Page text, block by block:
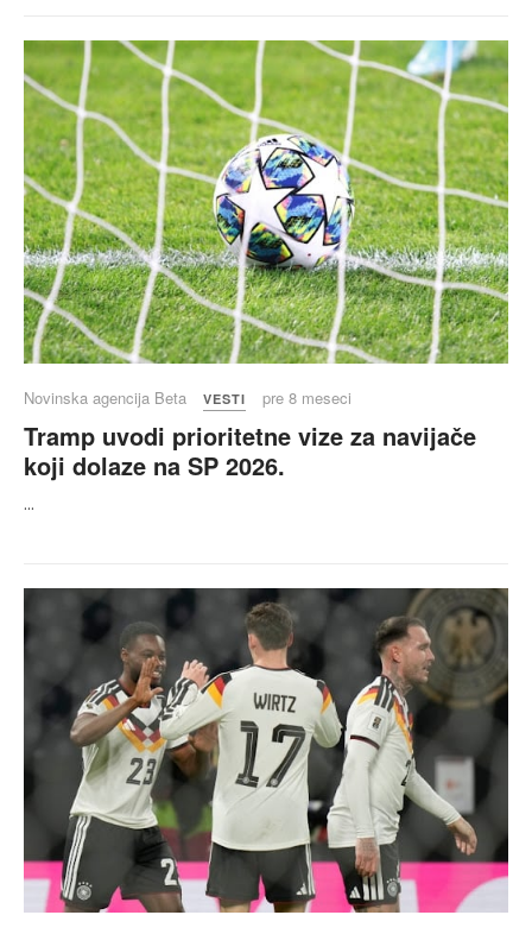
Novinska agencija Beta VESTI pre 8 meseci
Tramp uvodi prioritetne vize za navijače
koji dolaze na SP 2026.
...